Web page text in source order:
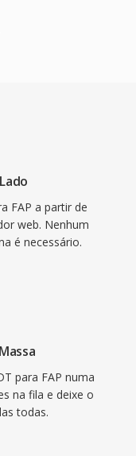
FAP a partir de
web. Nenhum
é necessário.
para FAP numa
na fila e deixe o
todas.